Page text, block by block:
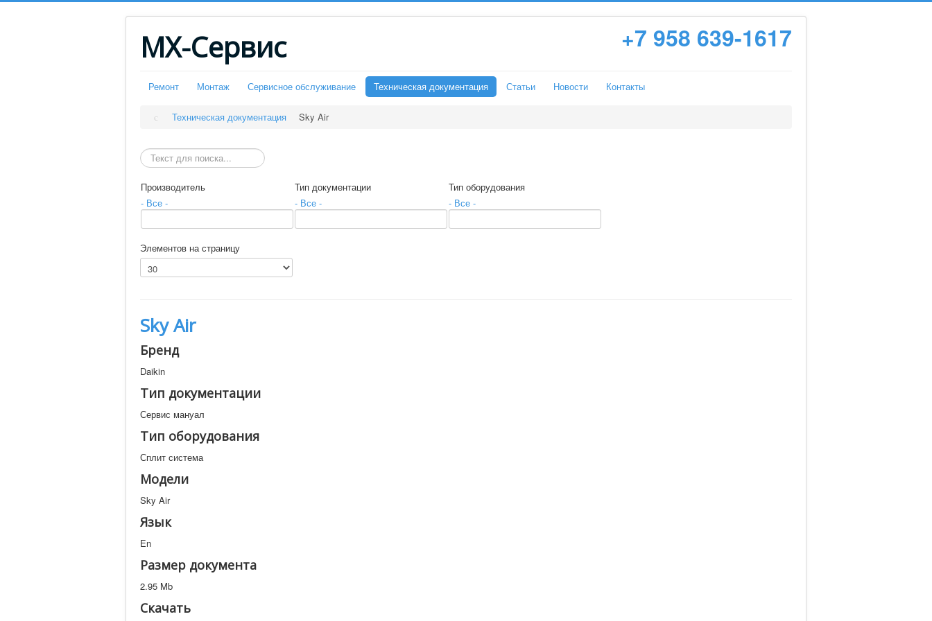
МХ-Сервис +7 958 639-1617
Ремонт Монтаж Сервисное обслуживание Техническая документация Статьи Новости Контакты
Техническая документация
Sky Air
Производитель
- Все -
Тип документации
- Все -
Тип оборудования
- Все -
Элементов на страницу
Sky Air
Бренд
Daikin
Тип документации
Сервис мануал
Тип оборудования
Сплит система
Модели
Sky Air
Язык
En
Размер документа
2.95 Mb
Скачать